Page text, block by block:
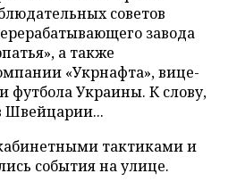
советов
завода
а также
«Укрнафта», вице-
футбола Украины. К слову,
Швейцарии...
тактиками и
события на улице.